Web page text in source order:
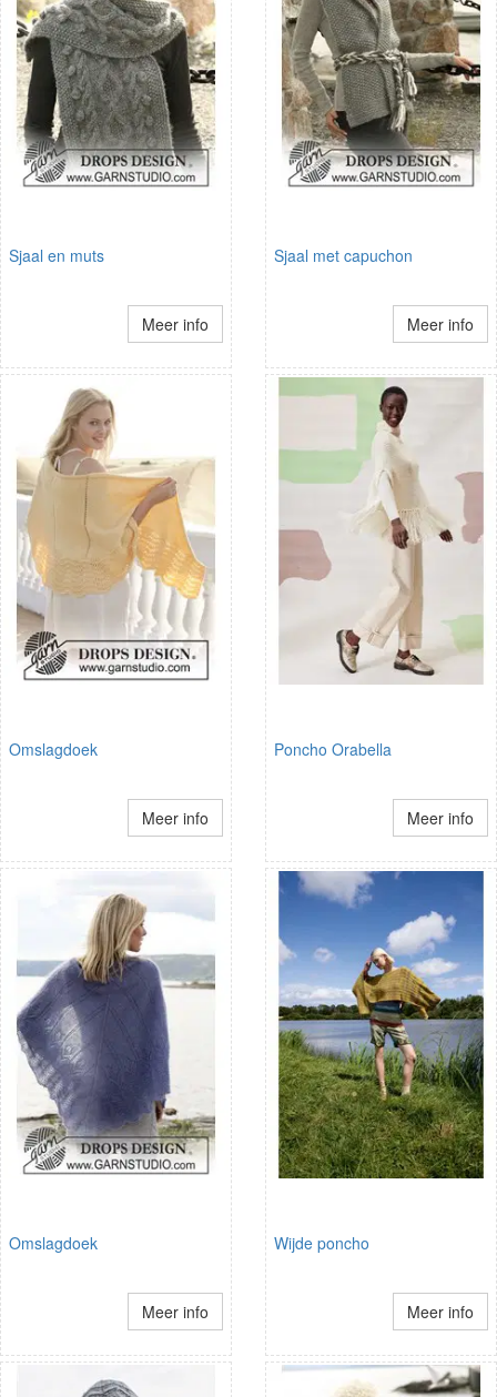
Sjaal en muts
Meer info
Sjaal met capuchon
Meer info
Omslagdoek
Meer info
Poncho Orabella
Meer info
Omslagdoek
Meer info
Wijde poncho
Meer info